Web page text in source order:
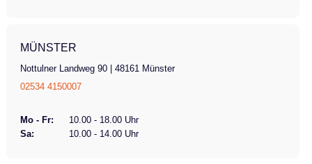
MÜNSTER
Nottulner Landweg 90 | 48161 Münster
02534 4150007
Mo - Fr:
10.00 - 18.00 Uhr
Sa:
10.00 - 14.00 Uhr